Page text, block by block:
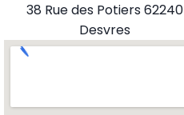
38 Rue des Potiers 62240
Desvres